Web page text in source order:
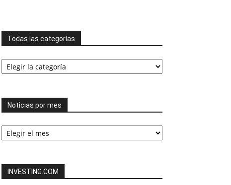
Todas las categorías
Todas
las
Noticias por mes
Noticias
por
INVESTING.COM